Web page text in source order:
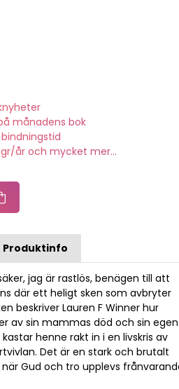
månadens bok
år och mycket mer...
Produktinfo
jag är rastlös, benägen till att
där ett heligt sken som avbryter
beskriver Lauren F Winner hur
av sin mammas död och sin egen
henne rakt in i en livskris av
Det är en stark och brutalt
Gud och tro upplevs